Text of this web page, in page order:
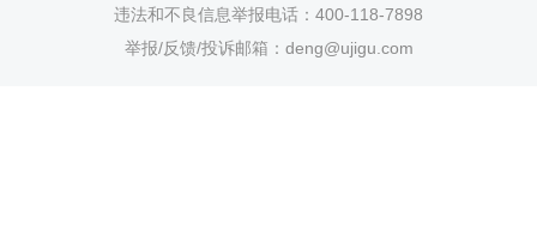
违法和不良信息举报电话：400-118-7898
举报/反馈/投诉邮箱：deng@ujigu.com